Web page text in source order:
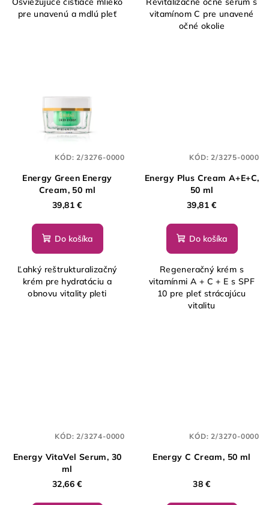
pre unavenú a mdlú pleť
vitamínom C pre unavené
očné okolie
Energy Green Energy
Cream, 50 ml
39,81 €
Do košíka
Ľahký reštrukturalizačný
krém pre hydratáciu a
obnovu vitality pleti
KÓD:2/3276-0000
Energy Plus Cream A+E+C,
50 ml
39,81 €
Do košíka
Regeneračný krém s
vitamínmi A + C + E s SPF
10 pre pleť strácajúcu
vitalitu
KÓD:2/3275-0000
Energy VitaVel Serum, 30
ml
32,66 €
KÓD:2/3274-0000
Energy C Cream, 50 ml
38 €
KÓD:2/3270-0000